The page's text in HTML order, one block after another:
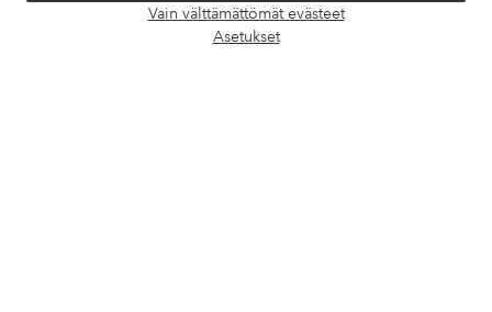
Vain välttämättömät evästeet
Asetukset